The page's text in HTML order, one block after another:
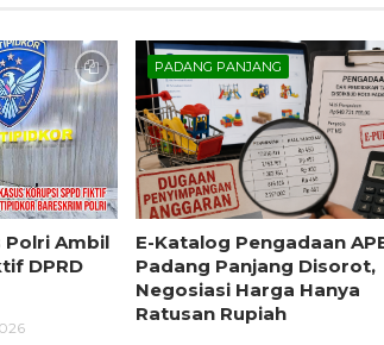
Polri Ambil
DPRD
PADANG PANJANG
E-Katalog Pengadaan
Padang Panjang Disorot,
Negosiasi Harga Hanya
Ratusan Rupiah